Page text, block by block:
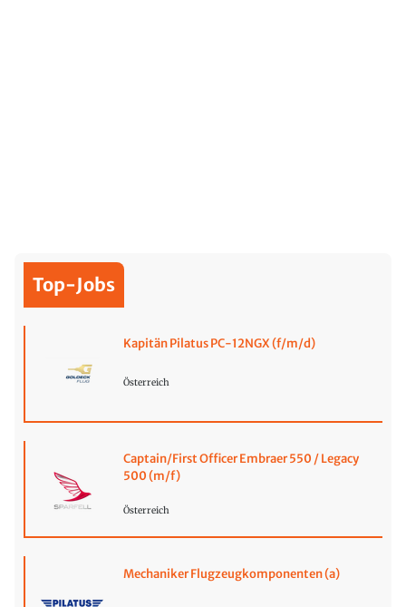
Top-Jobs
Kapitän Pilatus PC-12NGX (f/m/d)
Österreich
Captain/First Officer Embraer 550 / Legacy
500 (m/f)
Österreich
Mechaniker Flugzeugkomponenten (a)